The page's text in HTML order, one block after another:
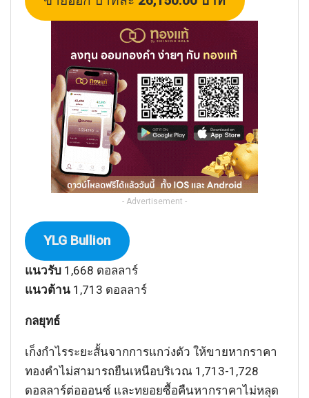
- Advertisement -
YLG Bullion
แนวรับ 1,668 ดอลลาร์
แนวต้าน 1,713 ดอลลาร์
กลยุทธ์
เก็งกำไรระยะสั้นจากการแกว่งตัว ให้ขายหากราคา
ทองคำไม่สามารถยืนเหนือบริเวณ 1,713-1,728
ดอลลาร์ต่อออนซ์ และทยอยซื้อคืนหากราคาไม่หลุด